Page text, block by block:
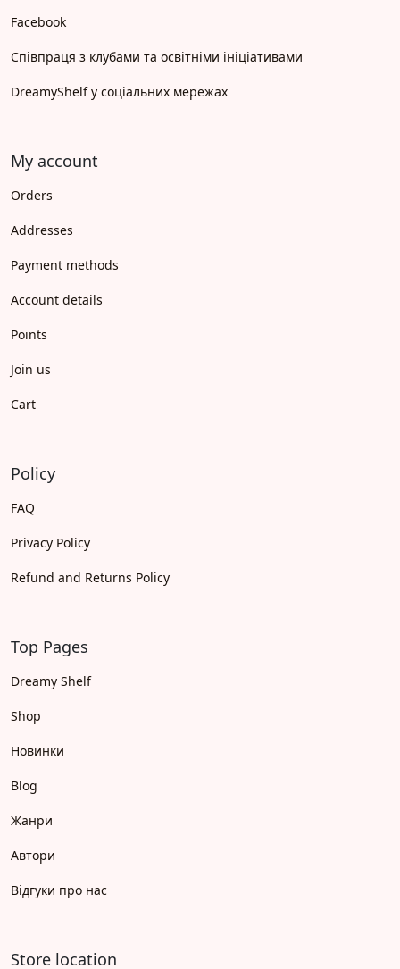
Facebook
Співпраця з клубами та освітніми ініціативами
DreamyShelf у соціальних мережах
My account
Orders
Addresses
Payment methods
Account details
Points
Join us
Cart
Policy
FAQ
Privacy Policy
Refund and Returns Policy
Top Pages
Dreamy Shelf
Shop
Новинки
Blog
Жанри
Автори
Відгуки про нас
Store location